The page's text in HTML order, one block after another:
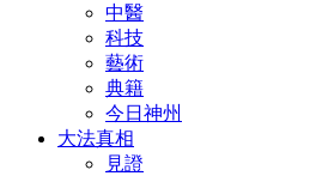
中醫
科技
藝術
典籍
今日神州
大法真相
見證